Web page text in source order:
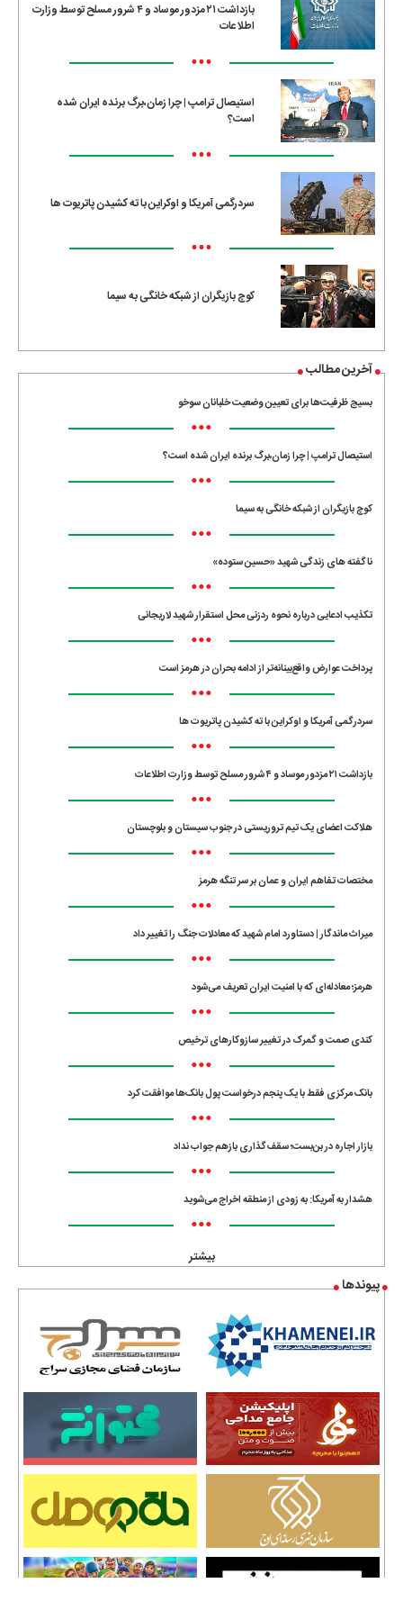
بازداشت ۲۱ مزدور موساد و ۴ شرور مسلح توسط وزارت
اطلاعات
•••
استیصال ترامپ | چرا زمان،برگ برنده ایران شده
است؟
•••
سردرگمی آمریکا و اوکراین با ته کشیدن پاتریوت ها
•••
کوچ بازیگران از شبکه خانگی به سیما
آخرین مطالب
بسیج ظرفیت‌ها برای تعیین وضعیت خلبانان سوخو
•••
استیصال ترامپ | چرا زمان،برگ برنده ایران شده است؟
•••
کوچ بازیگران از شبکه خانگی به سیما
•••
ناگفته های زندگی شهید «حسین ستوده»
•••
تکذیب ادعایی درباره نحوه ردزنی محل استقرار شهید لاریجانی
•••
پرداخت عوارض واقع‌بینانه‌تر از ادامه بحران در هرمز است
•••
سردرگمی آمریکا و اوکراین با ته کشیدن پاتریوت ها
•••
بازداشت ۲۱ مزدور موساد و ۴ شرور مسلح توسط وزارت اطلاعات
•••
هلاکت اعضای یک تیم تروریستی در جنوب سیستان و بلوچستان
•••
مختصات تفاهم ایران و عمان بر سر تنگه هرمز
•••
میراث ماندگار | دستاورد امام شهید که معادلات جنگ را تغییر داد
•••
هرمز؛ معادله‌ای که با امنیت ایران تعریف می‌شود
•••
کندی صمت و گمرک در تغییر سازوکارهای ترخیص
•••
بانک مرکزی فقط با یک‌ پنجم درخواست پول بانک‌ها موافقت کرد
•••
بازار اجاره در بن‌بست؛ سقف‌گذاری بازهم جواب نداد
•••
هشدار به آمریکا: به زودی از منطقه اخراج می‌شوید
•••
بیشتر
پیوندها